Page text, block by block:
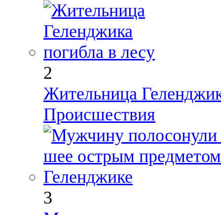
2
Жительница
Происшествия
3